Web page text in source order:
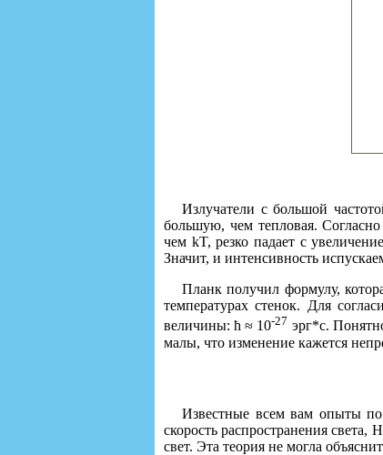
Излучатели с большой
большую, чем тепловая.
чем kT, резко падает с
Значит, и интенсивность
Планк получил формулу,
температурах стенок. Для
величины: ħ ≈ 10-27 эрг*с.
малы, что изменение кажется
Известные всем вам опыты
скорость распространения
свет. Эта теория не могла